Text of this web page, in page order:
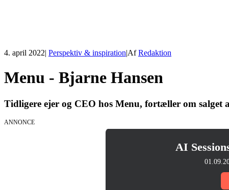
4. april 2022| Perspektiv & inspiration|AfRedaktion
Menu - Bjarne Hansen
Tidligere ejer og CEO hos Menu, fortæller om salget
ANNONCE
AI